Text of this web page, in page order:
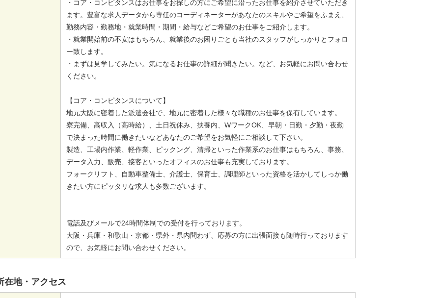
・コア・コンピタンスはお仕事をお探しの方にご希望に沿ったお仕事を紹介させていただき
ます。豊富な求人データから専任のコーディネーターがあなたのスキルやご希望をふまえ、
勤務内容・勤務地・就業時間・期間・給与などご希望のお仕事をご紹介します。
・就業開始前の不安はもちろん、就業後のお困りごとも当社のスタッフがしっかりとフォロ
ー致します。
・まずは見学してみたい。気になるお仕事の詳細が聞きたい。など、お気軽にお問い合わせ
ください。
【コア・コンピタンスについて】
地元大阪に密着した派遣会社で、地元に密着した様々な職種のお仕事を保有しています。
寮完備、高収入（高時給）、土日祝休み、扶養内、WワークOK、早朝・日勤・夕勤・夜勤
で決まった時間に働きたいなどあなたのご希望をお気軽にご相談して下さい。
製造、工場内作業、軽作業、ピックング、清掃といった作業系のお仕事はもちろん、事務、
データ入力、販売、接客といったオフィスのお仕事も充実しております。
フォークリフト、自動車整備士、介護士、保育士、調理師といった資格を活かしてしっか働
きたい方にピッタリな求人も多数ございます。
電話及びメールで24時間体制での受付を行っております。
大阪・兵庫・和歌山・京都・県外・県内問わず、応募の方に出張面接も随時行っております
ので、お気軽にお問い合わせください。
在地・アクセス